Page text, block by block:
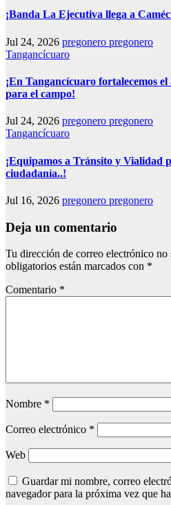
¡Banda La Ejecutiva llega a
Jul 24, 2026 pregonero pregonero
Tangancícuaro
¡En Tangancícuaro fortalecemos
para el campo!
Jul 24, 2026 pregonero pregonero
Tangancícuaro
¡Equipamos a Tránsito y Vialidad
ciudadanía..!
Jul 16, 2026 pregonero pregonero
Deja un comentario
Tu dirección de correo electrónico no
obligatorios están marcados con *
Comentario *
Nombre *
Correo electrónico *
Web
Guardar mi nombre, correo
navegador para la próxima vez que